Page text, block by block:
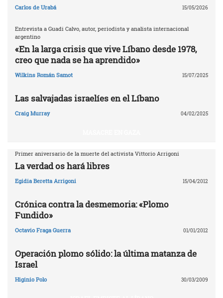
Carlos de Urabá 15/05/2026
Entrevista a Guadi Calvo, autor, periodista y analista internacional
argentino
«En la larga crisis que vive Líbano desde 1978,
creo que nada se ha aprendido»
Wilkins Román Samot 15/07/2025
Las salvajadas israelíes en el Líbano
Craig Murray 04/02/2025
Primer aniversario de la muerte del activista Vittorio Arrigoni
La verdad os hará libres
Egidia Beretta Arrigoni 15/04/2012
Crónica contra la desmemoria: «Plomo
Fundido»
Octavio Fraga Guerra 01/01/2012
Operación plomo sólido: la última matanza de
Israel
Higinio Polo 30/03/2009